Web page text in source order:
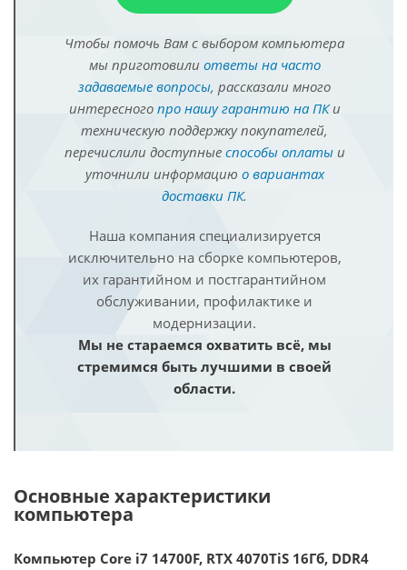
Чтобы помочь Вам с выбором компьютера
мы приготовили ответы на часто
задаваемые вопросы, рассказали много
интересного про нашу гарантию на ПКи
техническую поддержку покупателей,
перечислили доступные способы оплатыи
уточнили информацию о вариантах
доставки ПК.
Наша компания специализируется
исключительно на сборке компьютеров,
их гарантийном и постгарантийном
обслуживании, профилактике и
модернизации.
Мы не стараемся охватить всё, мы
стремимся быть лучшими в своей
области.
Основные характеристики
компьютера
Компьютер Core i7 14700F, RTX 4070TiS 16Гб, DDR4